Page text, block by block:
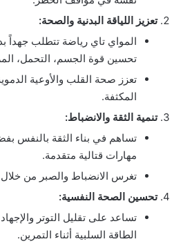
تعزيز اللياقة البدنية والصحة:
المواي تاي رياضة تتطلب جهداً
تحسين قوة الجسم، التحمل،
تعزز صحة القلب والأوعية
المكثفة.
تنمية الثقة والانضباط:
تساهم في بناء الثقة بالنفس
مهارات قتالية متقدمة.
تغرس الانضباط والصبر من خلال
تحسين الصحة النفسية:
تساعد على تقليل التوتر
الطاقة السلبية أثناء التمرين.